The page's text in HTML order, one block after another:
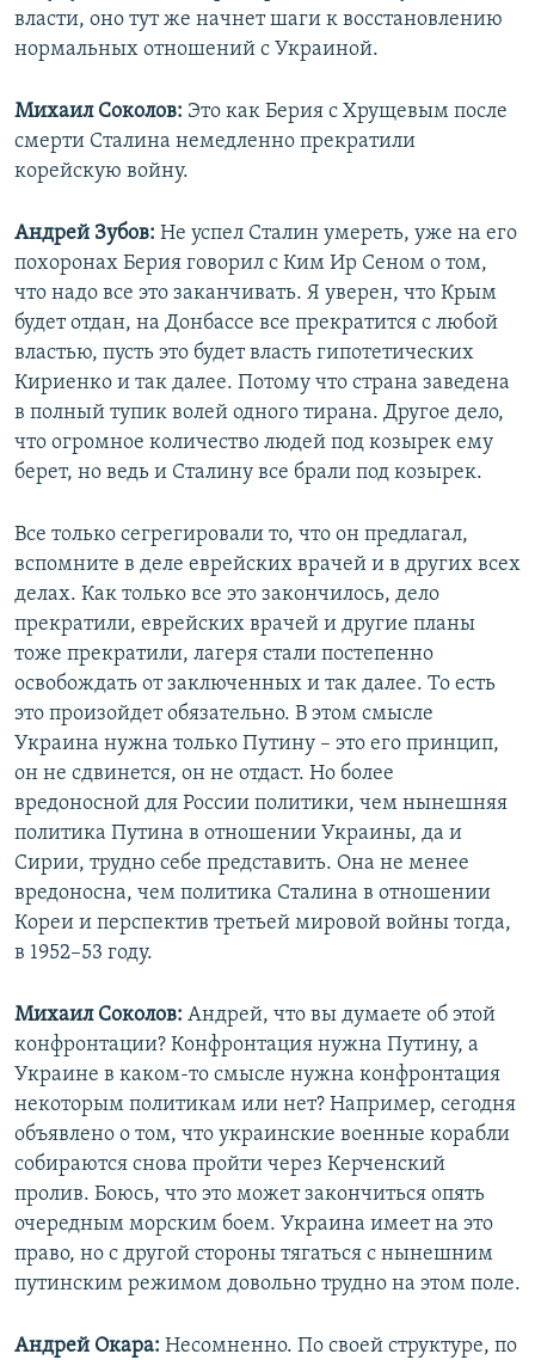
власти, оно тут же начнет шаги к восстановлению
нормальных отношений с Украиной.
Михаил Соколов: Это как Берия с Хрущевым после
смерти Сталина немедленно прекратили
корейскую войну.
Андрей Зубов: Не успел Сталин умереть, уже на его
похоронах Берия говорил с Ким Ир Сеном о том,
что надо все это заканчивать. Я уверен, что Крым
будет отдан, на Донбассе все прекратится с любой
властью, пусть это будет власть гипотетических
Кириенко и так далее. Потому что страна заведена
в полный тупик волей одного тирана. Другое дело,
что огромное количество людей под козырек ему
берет, но ведь и Сталину все брали под козырек.
Все только сегрегировали то, что он предлагал,
вспомните в деле еврейских врачей и в других всех
делах. Как только все это закончилось, дело
прекратили, еврейских врачей и другие планы
тоже прекратили, лагеря стали постепенно
освобождать от заключенных и так далее. То есть
это произойдет обязательно. В этом смысле
Украина нужна только Путину – это его принцип,
он не сдвинется, он не отдаст. Но более
вредоносной для России политики, чем нынешняя
политика Путина в отношении Украины, да и
Сирии, трудно себе представить. Она не менее
вредоносна, чем политика Сталина в отношении
Кореи и перспектив третьей мировой войны тогда,
в 1952–53 году.
Михаил Соколов: Андрей, что вы думаете об этой
конфронтации? Конфронтация нужна Путину, а
Украине в каком-то смысле нужна конфронтация
некоторым политикам или нет? Например, сегодня
объявлено о том, что украинские военные корабли
собираются снова пройти через Керченский
пролив. Боюсь, что это может закончиться опять
очередным морским боем. Украина имеет на это
право, но с другой стороны тягаться с нынешним
путинским режимом довольно трудно на этом поле.
Андрей Окара: Несомненно. По своей структуре, по